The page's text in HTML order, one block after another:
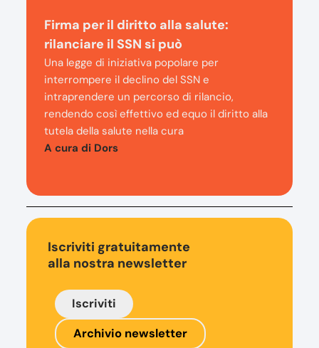
Firma per il diritto alla salute:
rilanciare il SSN si può
Una legge di iniziativa popolare per
interrompere il declino del SSN e
intraprendere un percorso di rilancio,
rendendo così effettivo ed equo il diritto alla
tutela della salute nella cura
A cura di Dors
Iscriviti gratuitamente
alla nostra newsletter
Iscriviti
Archivio newsletter